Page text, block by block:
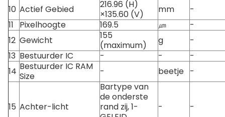
10 Actief Gebied
216.96 (H)
×135.60 (V)
mm
-
11
Pixelhoogte 169.5 ㎛
-
12 Gewicht
155
(maximum)
g
-
13 Bestuurder IC - -
-
14 Bestuurder IC RAM
Size
- beetje -
15 Achter-licht
Bartype van
de onderste
rand zij, 1-
- -